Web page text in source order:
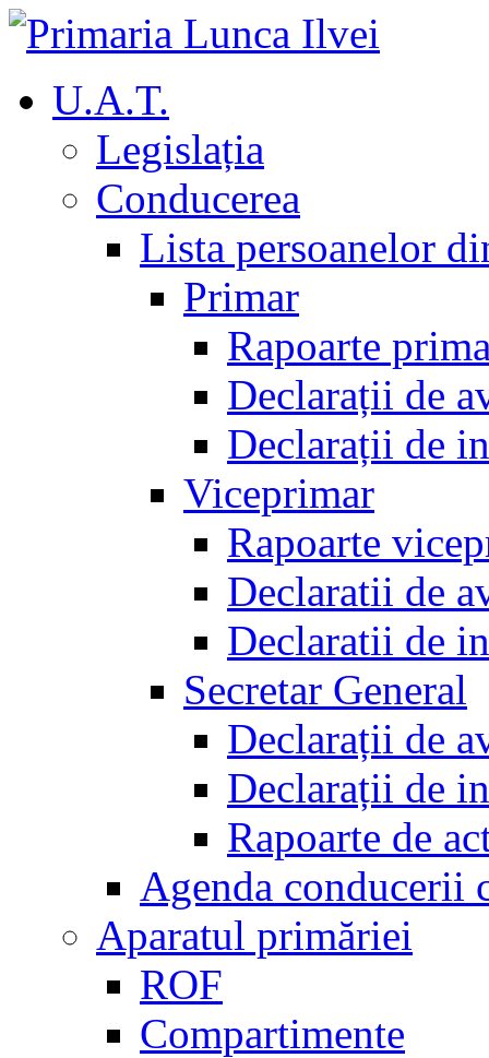
U.A.T.
Legislația
Conducerea
Lista persoanelor
Primar
Rapoarte
Declarații de
Declarații de
Viceprimar
Rapoarte
Declaratii de
Declaratii de
Secretar General
Declarații de
Declarații de
Rapoarte de
Agenda conducerii
Aparatul primăriei
ROF
Compartimente